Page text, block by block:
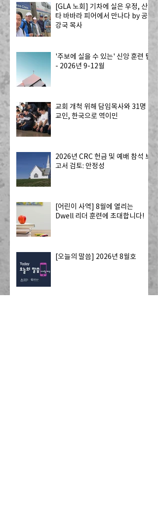
[GLA 노회] 기차에 실은 우정, 산
타 바바라 피어에서 만나다 by 공
강국 목사
'주보에 실을 수 있는' 신앙 훈련 팁
- 2026년 9-12월
교회 개척 위해 담임목사와 31명
교인, 한국으로 역이민
2026년 CRC 헌금 및 예배 참석 보
고서 검토: 안정성
[어린이 사역] 8월에 열리는
Dwell 리더 훈련에 초대합니다!
[오늘의 말씀] 2026년 8월호